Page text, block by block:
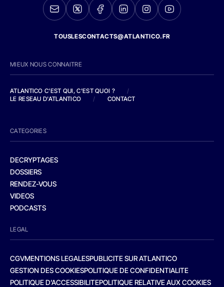
TOUSLESCONTACTS@ATLANTICO.FR
MIEUX NOUS CONNAITRE
ATLANTICO C'EST QUI, C'EST QUOI ?
/
LE RESEAU D'ATLANTICO
/ CONTACT
CATEGORIES
DECRYPTAGES
DOSSIERS
RENDEZ-VOUS
VIDEOS
PODCASTS
LEGAL
CGVMENTIONS LEGALESPUBLICITE SUR ATLANTICO
GESTION DES COOKIESPOLITIQUE DE CONFIDENTIALITE
POLITIQUE D’ACCESSIBILITEPOLITIQUE RELATIVE AUX COOKIES